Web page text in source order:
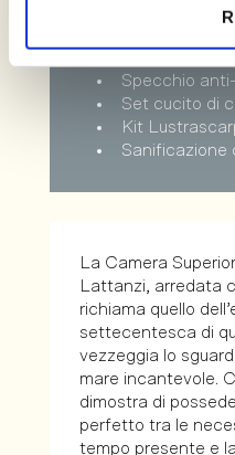
Specchio
Set cucito di
Kit
Sanificazione
La Camera
Lattanzi, arredata
richiama quello
settecentesca di
vezzeggia lo
mare incantevole.
dimostra di
perfetto tra le
tempo presente e